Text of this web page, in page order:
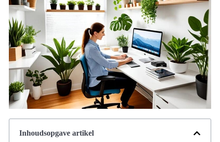
Inhoudsopgave artikel